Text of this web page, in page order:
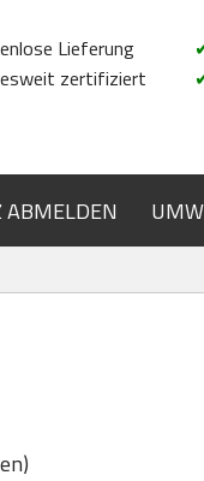
Lieferung
zertifiziert
ABMELDEN